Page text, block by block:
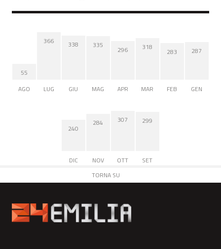
55
AGO
366
LUG
338
GIU
335
MAG
296
APR
318
MAR
283
FEB
287
GEN
240
DIC
284
NOV
307
OTT
299
SET
TORNA SU